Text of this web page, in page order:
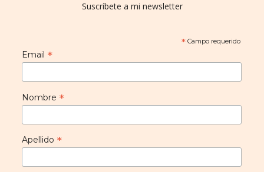
Suscríbete a mi newsletter
*Campo requerido
Email *
Nombre *
Apellido *